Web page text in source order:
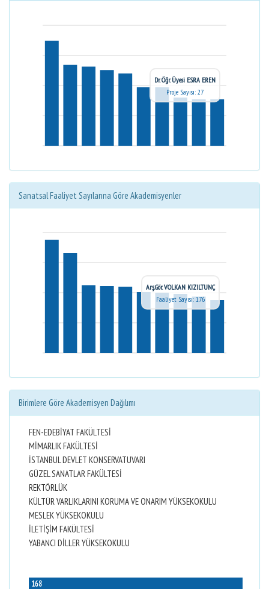
Dr. Öğr. Üyesi ESRA EREN
Proje Sayısı: 27
Sanatsal Faaliyet Sayılarına Göre Akademisyenler
Arş.Gör. VOLKAN KIZILTUNÇ
Faaliyet Sayısı: 176
Birimlere Göre Akademisyen Dağılımı
FEN-EDEBİYAT FAKÜLTESİ
MİMARLIK FAKÜLTESİ
İSTANBUL DEVLET KONSERVATUVARI
GÜZEL SANATLAR FAKÜLTESİ
REKTÖRLÜK
KÜLTÜR VARLIKLARINI KORUMA VE ONARIM YÜKSEKOKULU
MESLEK YÜKSEKOKULU
İLETİŞİM FAKÜLTESİ
YABANCI DİLLER YÜKSEKOKULU
168